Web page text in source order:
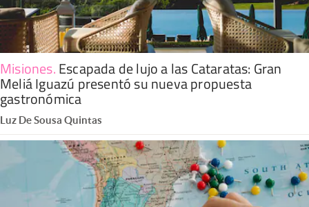
Misiones.Escapada de lujo a las Cataratas: Gran
Meliá Iguazú presentó su nueva propuesta
gastronómica
Luz De Sousa Quintas